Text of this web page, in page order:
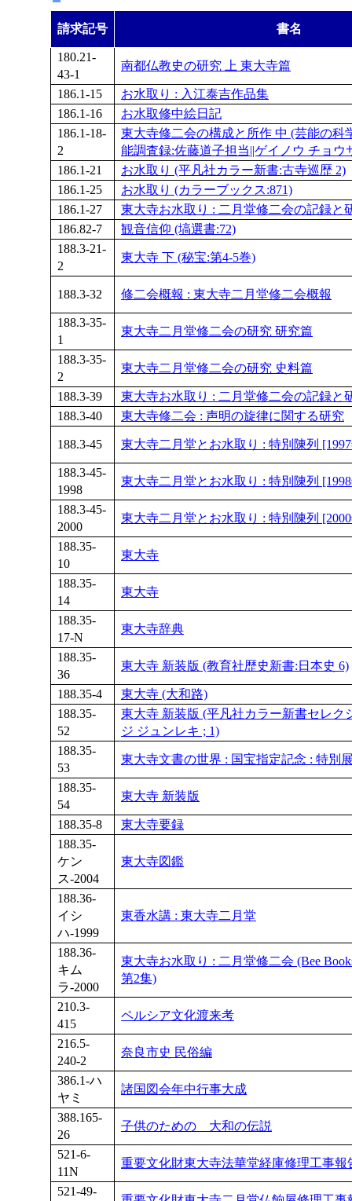
請求記号 書名
180.21-
43-1
南都仏教史の研究 上 東大寺篇
186.1-15
お水取り : 入江泰吉作品集
186.1-16
お水取修中絵日記
186.1-18-
2
東大寺修二会の構成と所作 中 (芸能の科
能調査録:佐藤道子担当||ゲイノウ チョウ
186.1-21
お水取り (平凡社カラー新書:古寺巡歴 2)
186.1-25
お水取り (カラーブックス:871)
186.1-27
東大寺お水取り : 二月堂修二会の記録と
186.82-7
観音信仰 (塙選書:72)
188.3-21-
2
東大寺 下 (秘宝:第4-5巻)
188.3-32 修二会概報 : 東大寺二月堂修二会概報
188.3-35-
1
東大寺二月堂修二会の研究 研究篇
188.3-35-
2
東大寺二月堂修二会の研究 史料篇
188.3-39
東大寺お水取り : 二月堂修二会の記録と
188.3-40
東大寺修二会 : 声明の旋律に関する研究
188.3-45 東大寺二月堂とお水取り : 特別陳列
188.3-45-
1998
東大寺二月堂とお水取り : 特別陳列
188.3-45-
2000
東大寺二月堂とお水取り : 特別陳列
188.35-
10
東大寺
188.35-
14
東大寺
188.35-
17-N
東大寺辞典
188.35-
36
東大寺 新装版 (教育社歴史新書:日本史 6)
188.35-4
東大寺 (大和路)
188.35-
52
東大寺 新装版 (平凡社カラー新書セレク
ジ ジュンレキ ; 1)
188.35-
53
東大寺文書の世界 : 国宝指定記念 : 特別
188.35-
54
東大寺 新装版
188.35-8
東大寺要録
188.35-
ケン
ス-2004
東大寺図鑑
188.36-
イシ
ハ-1999
東香水講 : 東大寺二月堂
188.36-
キム
ラ-2000
東大寺お水取り : 二月堂修二会 (Bee
第2集)
210.3-
415
ペルシア文化渡来考
216.5-
240-2
奈良市史 民俗編
386.1-ハ
ヤミ
諸国図会年中行事大成
388.165-
26
子供のための 大和の伝説
521-6-
11N
重要文化財東大寺法華堂経庫修理工事報
521-49-